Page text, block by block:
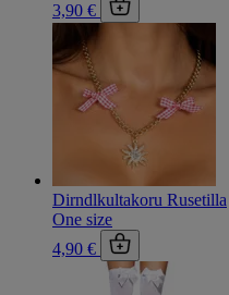
3,90 €
Dirndlkultakoru Rusetilla
One size
4,90 €